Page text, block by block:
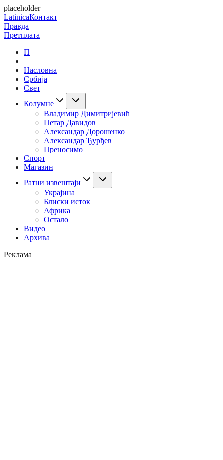
placeholder
LatinicaКонтакт
Правда
Претплата
П
Насловна
Србија
Свет
Колумне
Владимир Димитријевић
Петар Давидов
Александар Дорошенко
Александар Ђурђев
Преносимо
Спорт
Магазин
Ратни извештаји
Украјина
Блиски исток
Африка
Остало
Видео
Архива
Реклама